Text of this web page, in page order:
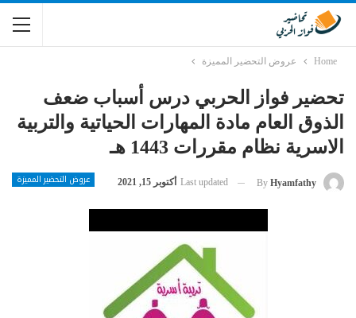
Home عروض التحضير المميزة
تحضير فواز الحربي درس أسباب ضعف
الذوق العام مادة المهارات الحياتية والتربية
الاسرية نظام مقررات 1443 هـ
عروض التحضير المميزة By Hyamfathy
Last updated أكتوبر 15, 2021